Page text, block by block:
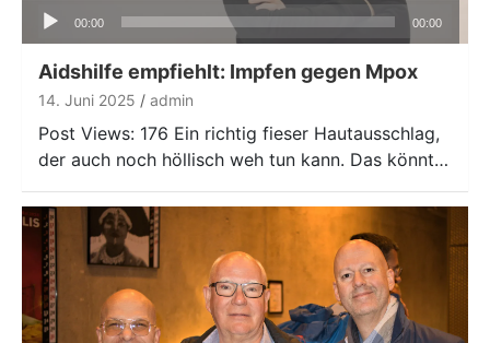
Audio-
Player
00:00 00:00
Aidshilfe empfiehlt: Impfen gegen Mpox
14. Juni 2025 admin
Post Views: 176 Ein richtig fieser Hautausschlag,
der auch noch höllisch weh tun kann. Das könnt…